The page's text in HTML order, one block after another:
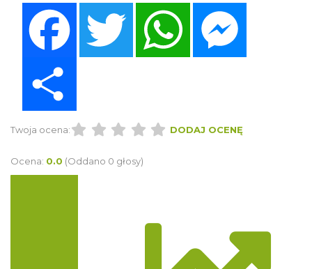
Twitter WhatsApp
Twoja ocena: DODAJ OCENĘ
Ocena: 0.0 (Oddano 0 głosy)
Trasa